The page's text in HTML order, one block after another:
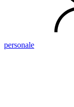
personale